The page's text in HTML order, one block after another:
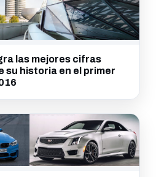
las mejores cifras
su historia en el primer